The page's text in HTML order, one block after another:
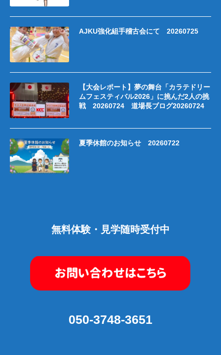
AJKU強化組手稽古会にて 20260725
【大会レポート】夢の舞台「カラテドリー
ムフェスティバル2026」に挑んだ2人の挑
戦 20260724 道場長ブログ20260724
夏季休館のお知らせ 20260722
無料体験・見学随時受付中
050-3748-3651